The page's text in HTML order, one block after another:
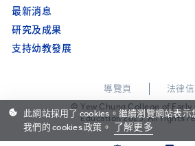
最新消息
研究及成果
支持幼教發展
導覽頁
法律
© Yew Chung College of Early
Education 2023. All rights
此網站採用了 cookies。繼續瀏覽網站表示
我們的 cookies 政策。 了解更多